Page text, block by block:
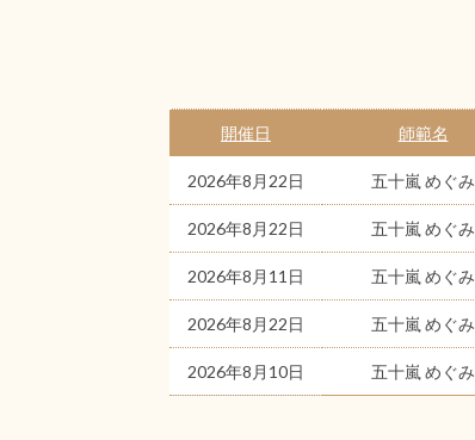
開催日 師範名
2026年8月22日 五十嵐 めぐみ
2026年8月22日 五十嵐 めぐみ
2026年8月11日 五十嵐 めぐみ
2026年8月22日 五十嵐 めぐみ
2026年8月10日 五十嵐 めぐみ